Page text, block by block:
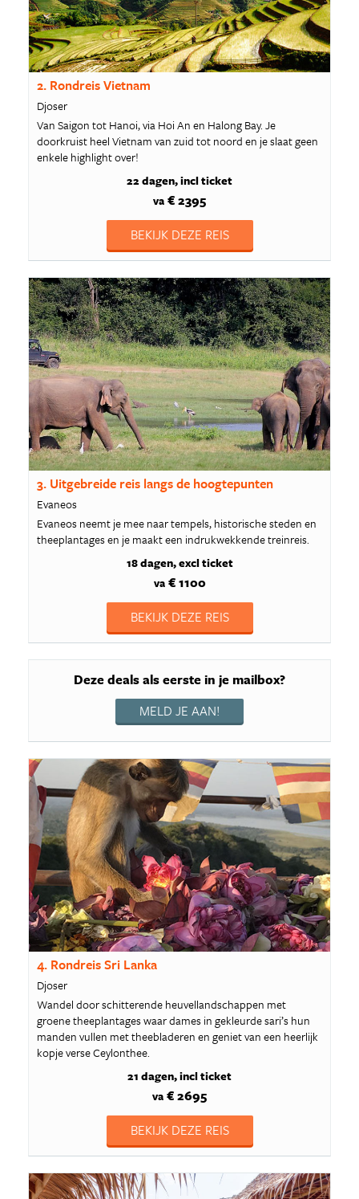
2. Rondreis Vietnam
Djoser
Van Saigon tot Hanoi, via Hoi An en Halong Bay. Je
doorkruist heel Vietnam van zuid tot noord en je slaat geen
enkele highlight over!
22 dagen incl ticket
va € 2395
BEKIJK DEZE REIS
3. Uitgebreide reis langs de hoogtepunten
Evaneos
Evaneos neemt je mee naar tempels, historische steden en
theeplantages en je maakt een indrukwekkende treinreis.
18 dagen excl ticket
va€ 1100
BEKIJK DEZE REIS
Deze deals als eerste in je mailbox?
MELD JE AAN!
4. Rondreis Sri Lanka
Djoser
Wandel door schitterende heuvellandschappen met
groene theeplantages waar dames in gekleurde sari’s hun
manden vullen met theebladeren en geniet van een heerlijk
kopje verse Ceylonthee.
21 dagen incl ticket
va € 2695
BEKIJK DEZE REIS